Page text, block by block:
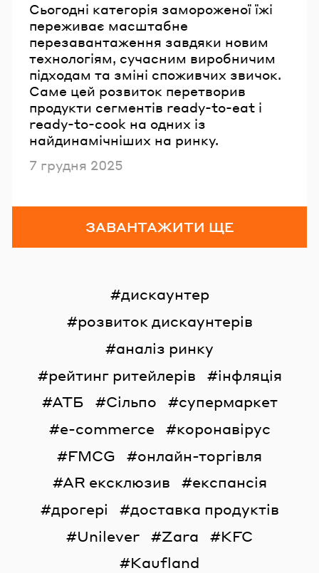
Сьогодні категорія замороженої їжі
переживає масштабне
перезавантаження завдяки новим
технологіям, сучасним виробничим
підходам та зміні споживчих звичок.
Саме цей розвиток перетворив
продукти сегментів ready-to-eat і
ready-to-cook на одних із
найдинамічніших на ринку.
Опубліковано
7 грудня 2025
ЗАВАНТАЖИТИ ЩЕ
дискаунтер
розвиток дискаунтерів
аналіз ринку
рейтинг ритейлерів
інфляція
АТБ
Сільпо
супермаркет
e-commerce
коронавірус
FMCG
онлайн-торгівля
AR ексклюзив
експансія
дрогері
доставка продуктів
Unilever
Zara
KFC
Kaufland